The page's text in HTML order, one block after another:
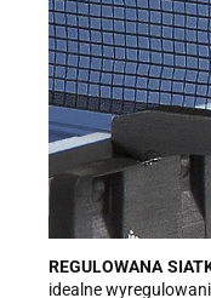
REGULOWANA
idealne